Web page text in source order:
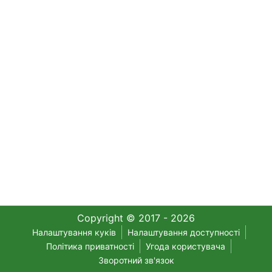
Copyright © 2017 - 2026
Налаштування куків
Налаштування доступності
Політика приватності
Угода користувача
Зворотний зв'язок